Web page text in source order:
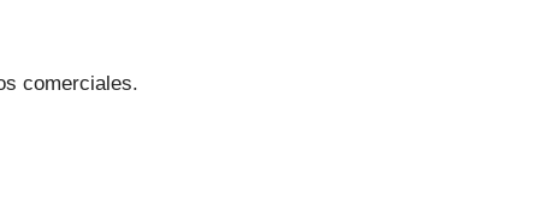
comerciales.